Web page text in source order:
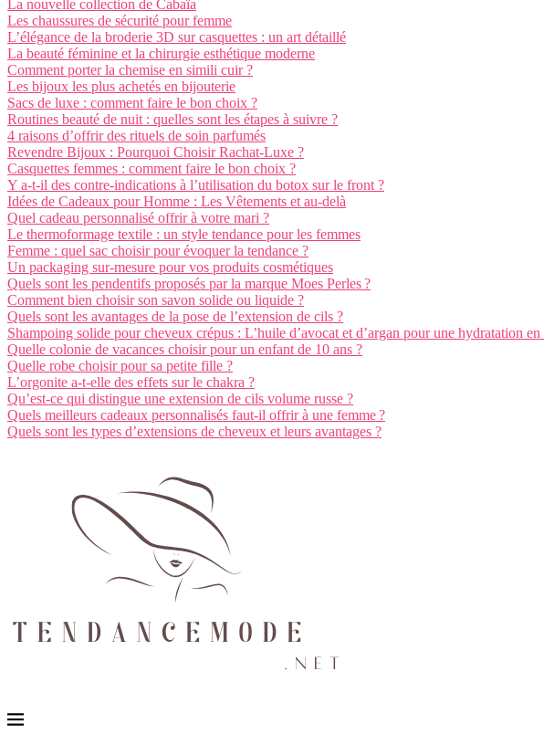
La nouvelle collection de Cabaïa
Les chaussures de sécurité pour femme
L’élégance de la broderie 3D sur casquettes : un art détaillé
La beauté féminine et la chirurgie esthétique moderne
Comment porter la chemise en simili cuir ?
Les bijoux les plus achetés en bijouterie
Sacs de luxe : comment faire le bon choix ?
Routines beauté de nuit : quelles sont les étapes à suivre ?
4 raisons d’offrir des rituels de soin parfumés
Revendre Bijoux : Pourquoi Choisir Rachat-Luxe ?
Casquettes femmes : comment faire le bon choix ?
Y a-t-il des contre-indications à l’utilisation du botox sur le front ?
Idées de Cadeaux pour Homme : Les Vêtements et au-delà
Quel cadeau personnalisé offrir à votre mari ?
Le thermoformage textile : un style tendance pour les femmes
Femme : quel sac choisir pour évoquer la tendance ?
Un packaging sur-mesure pour vos produits cosmétiques
Quels sont les pendentifs proposés par la marque Moes Perles ?
Comment bien choisir son savon solide ou liquide ?
Quels sont les avantages de la pose de l’extension de cils ?
Shampoing solide pour cheveux crépus : L’huile d’avocat et d’argan pour une hydratation
Quelle colonie de vacances choisir pour un enfant de 10 ans ?
Quelle robe choisir pour sa petite fille ?
L’orgonite a-t-elle des effets sur le chakra ?
Qu’est-ce qui distingue une extension de cils volume russe ?
Quels meilleurs cadeaux personnalisés faut-il offrir à une femme ?
Quels sont les types d’extensions de cheveux et leurs avantages ?